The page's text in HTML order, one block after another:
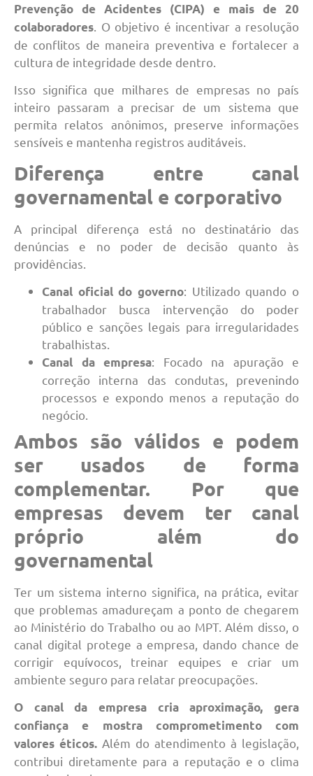
Prevenção de Acidentes (CIPA) e mais de 20
colaboradores . O objetivo é incentivar a resolução
de conflitos de maneira preventiva e fortalecer a
cultura de integridade desde dentro.
Isso significa que milhares de empresas no país
inteiro passaram a precisar de um sistema que
permita relatos anônimos, preserve informações
sensíveis e mantenha registros auditáveis.
Diferença entre canal
governamental e corporativo
A principal diferença está no destinatário das
denúncias e no poder de decisão quanto às
providências.
Canal oficial do governo: Utilizado quando o
trabalhador busca intervenção do poder
público e sanções legais para irregularidades
trabalhistas.
Canal da empresa: Focado na apuração e
correção interna das condutas, prevenindo
processos e expondo menos a reputação do
negócio.
Ambos são válidos e podem
ser usados de forma
complementar. Por que
empresas devem ter canal
próprio além do
governamental
Ter um sistema interno significa, na prática, evitar
que problemas amadureçam a ponto de chegarem
ao Ministério do Trabalho ou ao MPT. Além disso, o
canal digital protege a empresa, dando chance de
corrigir equívocos, treinar equipes e criar um
ambiente seguro para relatar preocupações.
O canal da empresa cria aproximação, gera
confiança e mostra comprometimento com
valores éticos. Além do atendimento à legislação,
contribui diretamente para a reputação e o clima